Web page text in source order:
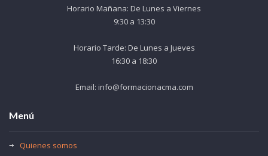
Horario Mañana: De Lunes a Viernes
9:30 a 13:30
Horario Tarde: De Lunes a Jueves
16:30 a 18:30
Email: info@formacionacma.com
Menú
Quienes somos